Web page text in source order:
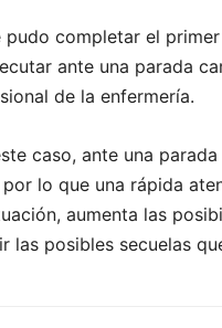
pudo completar el
ante una parada
de la enfermería.
caso, ante una
lo que una rápida
aumenta las
las posibles secuelas